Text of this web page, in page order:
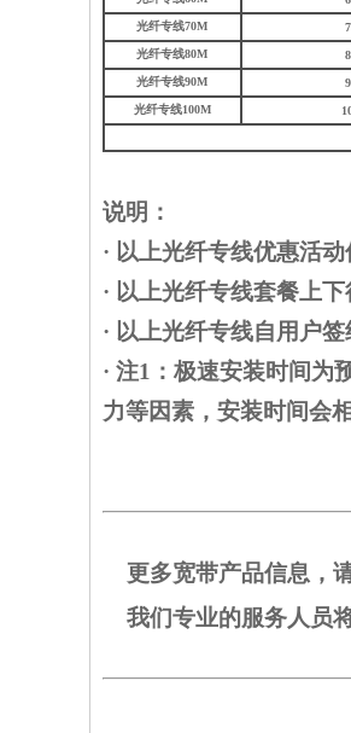
光纤专线70M
光纤专线80M
光纤专线90M
光纤专线100M
说明：
· 以上光纤专线优惠活
· 以上光纤专线套餐 上
· 以上光纤专线自用户
· 注1：极速安装时间为
力等因素，安装时间会
更多宽带产品信息，
我们专业的服务人员